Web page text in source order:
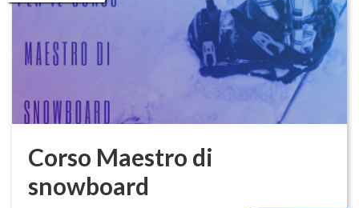
Corso Maestro di
snowboard